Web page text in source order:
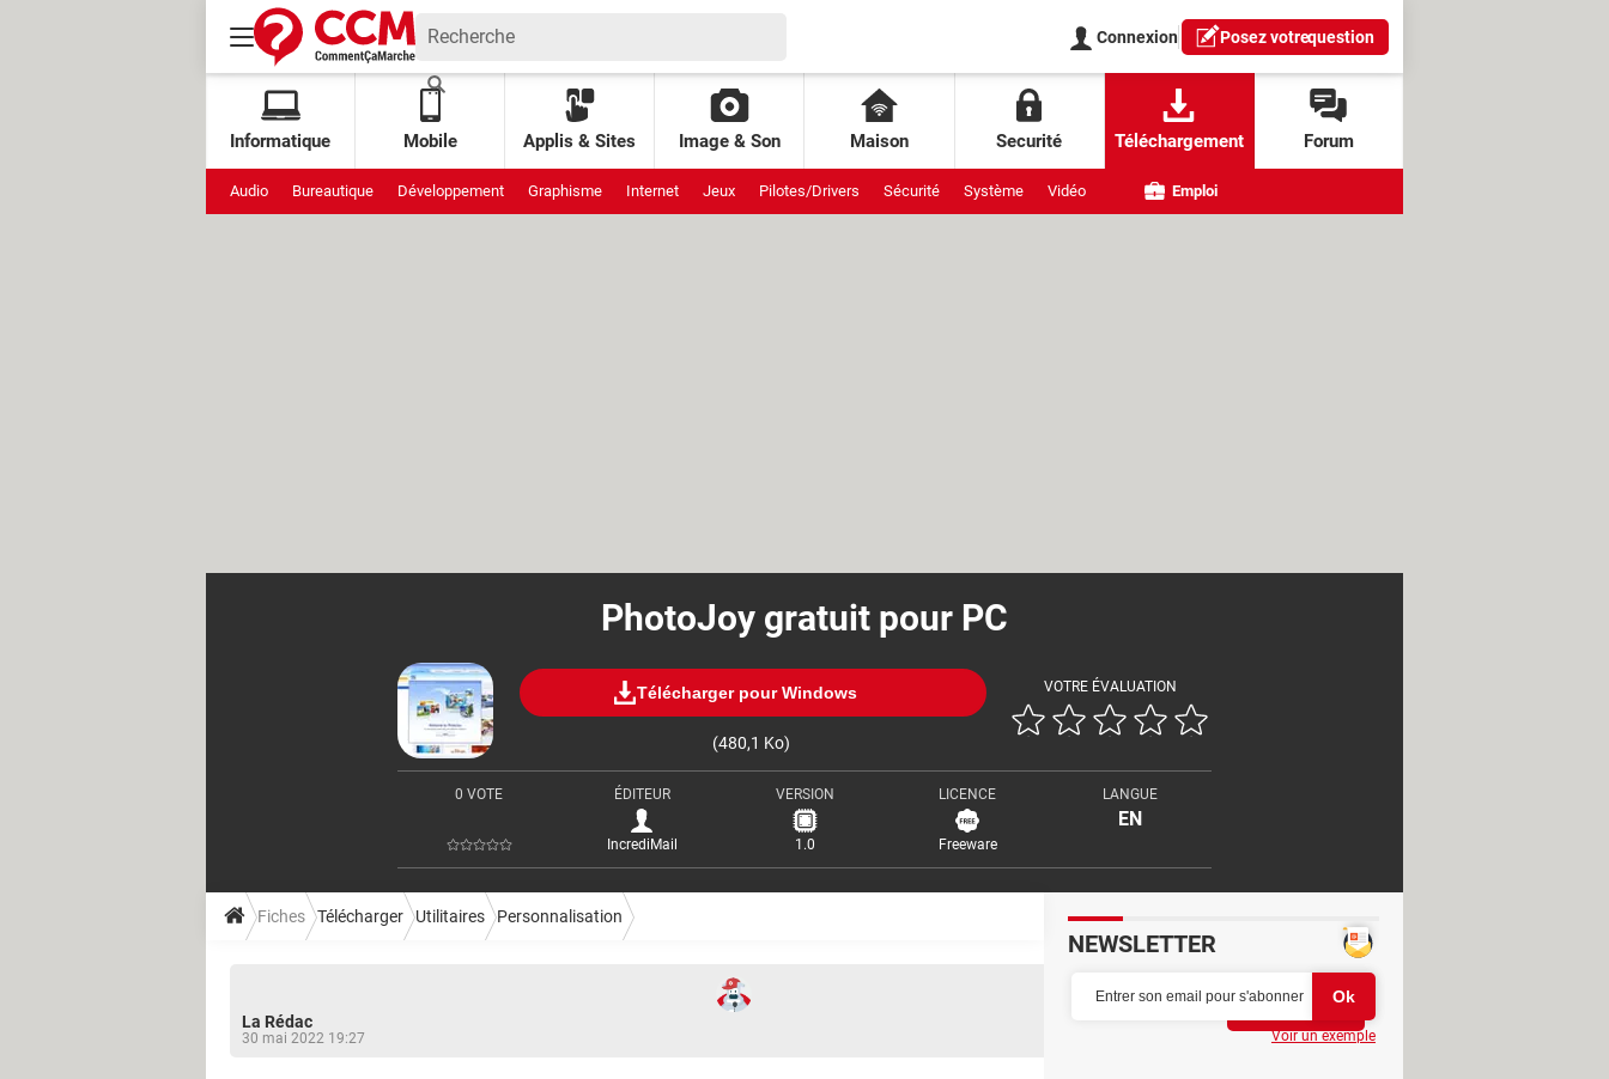
Connexion Posez votrequestion
Informatique Mobile Applis & Sites Image & Son Maison Securité Téléchargement Forum
Audio Bureautique Développement Graphisme Internet Jeux Pilotes/Drivers Sécurité Système Vidéo Emploi
PhotoJoy gratuit pour PC
Télécharger pour Windows
(480,1 Ko)
VOTRE ÉVALUATION
0 VOTE ÉDITEUR
IncrediMail
VERSION
1.0
LICENCE
Freeware
LANGUE
EN
Fiches Télécharger Utilitaires Personnalisation
La Rédac
30 mai 2022 19:27
NEWSLETTER
Voir un exemple